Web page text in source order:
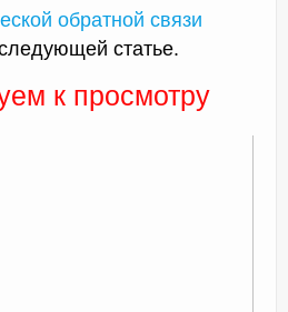
обратной связи
статье.
к просмотру